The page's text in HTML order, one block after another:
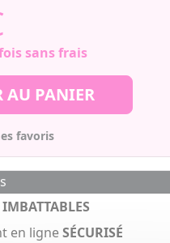
sans frais
AU PANIER
favoris
IMBATTABLES
en ligneSÉCURISÉ